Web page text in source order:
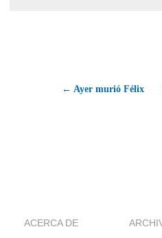
← Ayer murió Félix
ACERCA DE